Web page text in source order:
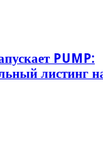
PUMP:
листинг